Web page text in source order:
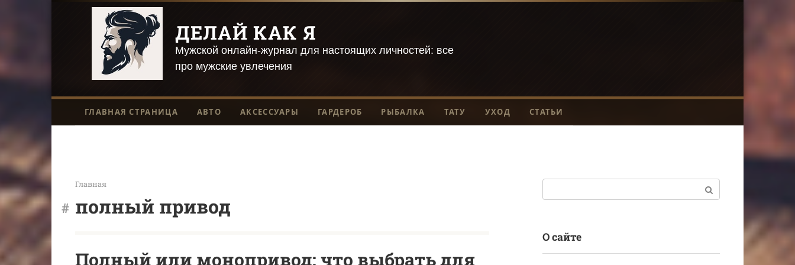
ДЕЛАЙ КАК Я
Мужской онлайн-журнал для настоящих личностей: все
про мужские увлечения
ГЛАВНАЯ СТРАНИЦА АВТО АКСЕССУАРЫ ГАРДЕРОБ РЫБАЛКА ТАТУ УХОД СТАТЬИ
Главная
полный привод
Полный или монопривод: что выбрать для
О сайте